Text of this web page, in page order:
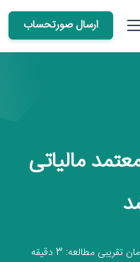
ارسال صورتحساب
مالیاتی
مطالعه: 3 دقیقه